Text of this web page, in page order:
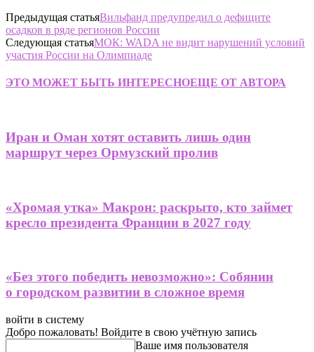
Предыдущая статьяВильфанд предупредил о дефиците
осадков в ряде регионов России
Следующая статьяМОК: WADA не видит нарушений условий
участия России на Олимпиаде
ЭТО МОЖЕТ БЫТЬ ИНТЕРЕСНОЕЩЕ ОТ АВТОРА
Иран и Оман хотят оставить лишь один
маршрут через Ормузский пролив
«Хромая утка» Макрон: раскрыто, кто займет
кресло президента Франции в 2027 году
«Без этого победить невозможно»: Собянин
о городском развитии в сложное время
войти в систему
Добро пожаловать! Войдите в свою учётную запись
Ваше имя пользователя